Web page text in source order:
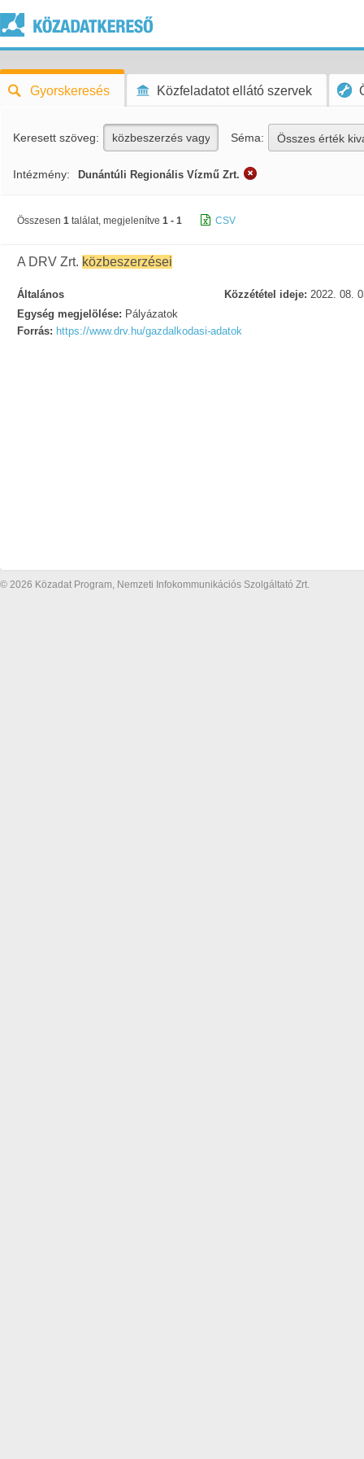
Gyorskeresés Közfeladatot ellátó szervek
Keresett szöveg: Séma: Összes érték
Intézmény: Dunántúli Regionális Vízmű Zrt.
Összesen 1 találat, megjelenítve 1 - 1 CSV
A DRV Zrt. közbeszerzései
Általános Közzététel ideje: 2022. 08.
Egység megjelölése: Pályázatok
Forrás: https://www.drv.hu/gazdalkodasi-adatok
© 2026 Közadat Program, Nemzeti Infokommunikációs Szolgáltató Zrt.